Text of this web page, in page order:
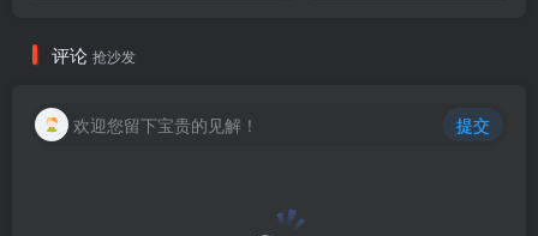
评论 抢沙发
欢迎您留下宝贵的见解！ 提交